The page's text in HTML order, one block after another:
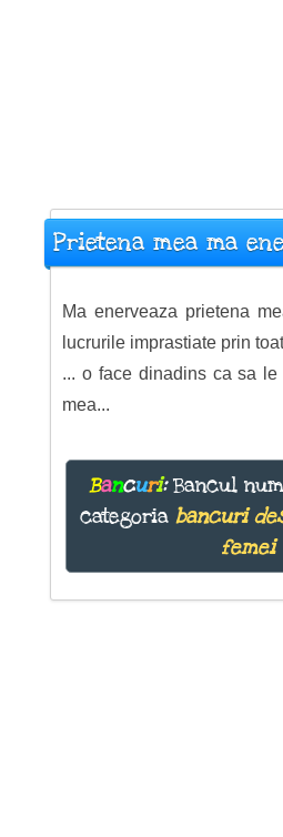
Prietena mea ma
Ma enerveaza prietena
lucrurile imprastiate prin
... o face dinadins ca sa le
mea...
Bancuri:Bancul
categoria bancuri
femei